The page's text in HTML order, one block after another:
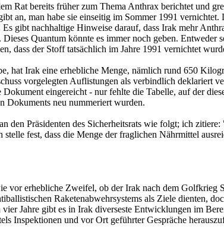
Rat bereits früher zum Thema Anthrax berichtet und
an, man habe sie einseitig im Sommer 1991
gibt nachhaltige Hinweise darauf, dass Irak mehr
Quantum könnte es immer noch geben.
dass der Stoff tatsächlich im Jahre 1991 vernichtet
hat Irak eine erhebliche Menge, nämlich rund 650
vorgelegten Auflistungen als verbindlich deklariert
eingereicht - nur fehlte die Tabelle, auf der
Dokuments neu nummeriert wurden.
den Präsidenten des Sicherheitsrats wie folgt; ich
fest, dass die Menge der fraglichen Nährmittel
vor erhebliche Zweifel, ob der Irak nach dem
Raketenabwehrsystems als Ziele dienten,
Jahre gibt es in Irak diverseste Entwicklungen im
Inspektionen und vor Ort geführter Gespräche